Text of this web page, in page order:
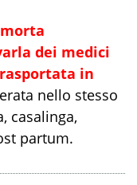
dei medici
in
nello stesso
casalinga,
partum.